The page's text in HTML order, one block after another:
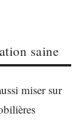
saine
miser sur